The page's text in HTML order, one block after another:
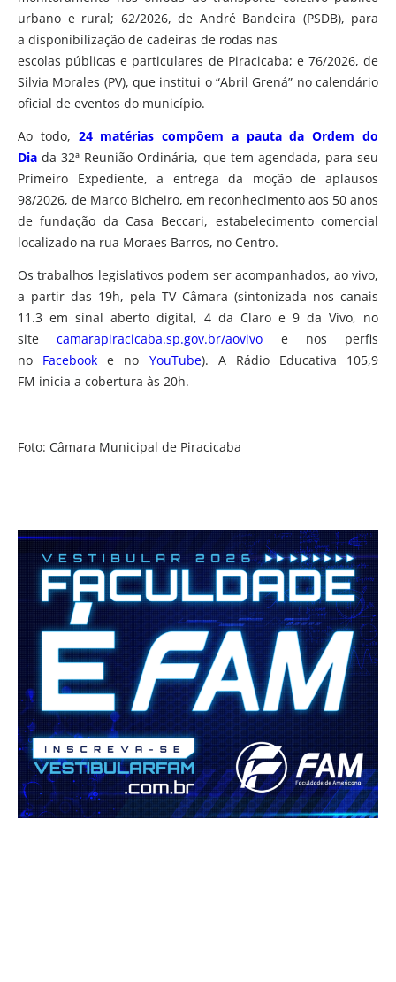
urbano e rural; 62/2026, de André Bandeira (PSDB), para
a disponibilização de cadeiras de rodas nas
escolas públicas e particulares de Piracicaba; e 76/2026, de
Silvia Morales (PV), que institui o “Abril Grená” no calendário
oficial de eventos do município.
Ao todo, 24 matérias compõem a pauta da Ordem do
Dia da 32ª Reunião Ordinária, que tem agendada, para seu
Primeiro Expediente, a entrega da moção de aplausos
98/2026, de Marco Bicheiro, em reconhecimento aos 50 anos
de fundação da Casa Beccari, estabelecimento comercial
localizado na rua Moraes Barros, no Centro.
Os trabalhos legislativos podem ser acompanhados, ao vivo,
a partir das 19h, pela TV Câmara (sintonizada nos canais
11.3 em sinal aberto digital, 4 da Claro e 9 da Vivo, no
sitecamarapiracicaba.sp.gov.br/aovivo e nos perfis
no Facebook e no YouTube). A Rádio Educativa 105,9
FM inicia a cobertura às 20h.
Foto: Câmara Municipal de Piracicaba